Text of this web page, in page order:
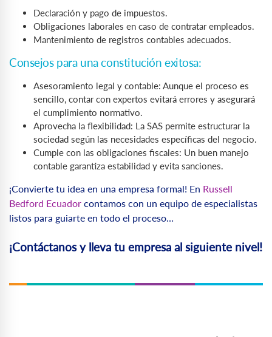
Declaración y pago de impuestos.
Obligaciones laborales en caso de contratar empleados.
Mantenimiento de registros contables adecuados.
Consejos para una constitución exitosa:
Asesoramiento legal y contable: Aunque el proceso es
sencillo, contar con expertos evitará errores y asegurará
el cumplimiento normativo.
Aprovecha la flexibilidad: La SAS permite estructurar la
sociedad según las necesidades específicas del negocio.
Cumple con las obligaciones fiscales: Un buen manejo
contable garantiza estabilidad y evita sanciones.
¡Convierte tu idea en una empresa formal! En Russell
Bedford Ecuador contamos con un equipo de especialistas
listos para guiarte en todo el proceso…
¡Contáctanos y lleva tu empresa al siguiente nivel!